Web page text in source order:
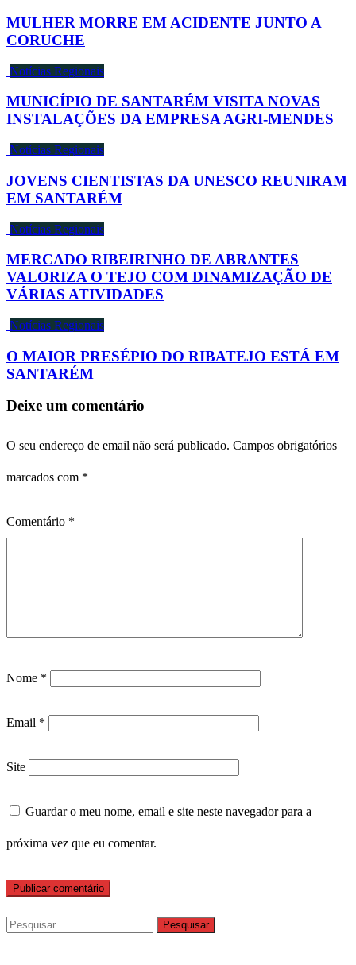
MULHER MORRE EM ACIDENTE JUNTO A
CORUCHE
Notícias Regionais
MUNICÍPIO DE SANTARÉM VISITA NOVAS
INSTALAÇÕES DA EMPRESA AGRI-MENDES
Notícias Regionais
JOVENS CIENTISTAS DA UNESCO REUNIRAM
EM SANTARÉM
Notícias Regionais
MERCADO RIBEIRINHO DE ABRANTES
VALORIZA O TEJO COM DINAMIZAÇÃO DE
VÁRIAS ATIVIDADES
Notícias Regionais
O MAIOR PRESÉPIO DO RIBATEJO ESTÁ EM
SANTARÉM
Deixe um comentário
O seu endereço de email não será publicado. Campos obrigatórios
marcados com *
Comentário *
Nome *
Email *
Site
Guardar o meu nome, email e site neste navegador para a
próxima vez que eu comentar.
Pesquisar
por: